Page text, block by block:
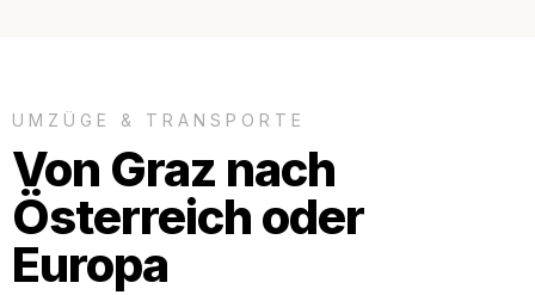
UMZÜGE & TRANSPORTE
Von Graz nach
Österreich oder
Europa